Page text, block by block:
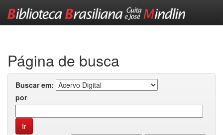
Página de busca
Buscar em:
por